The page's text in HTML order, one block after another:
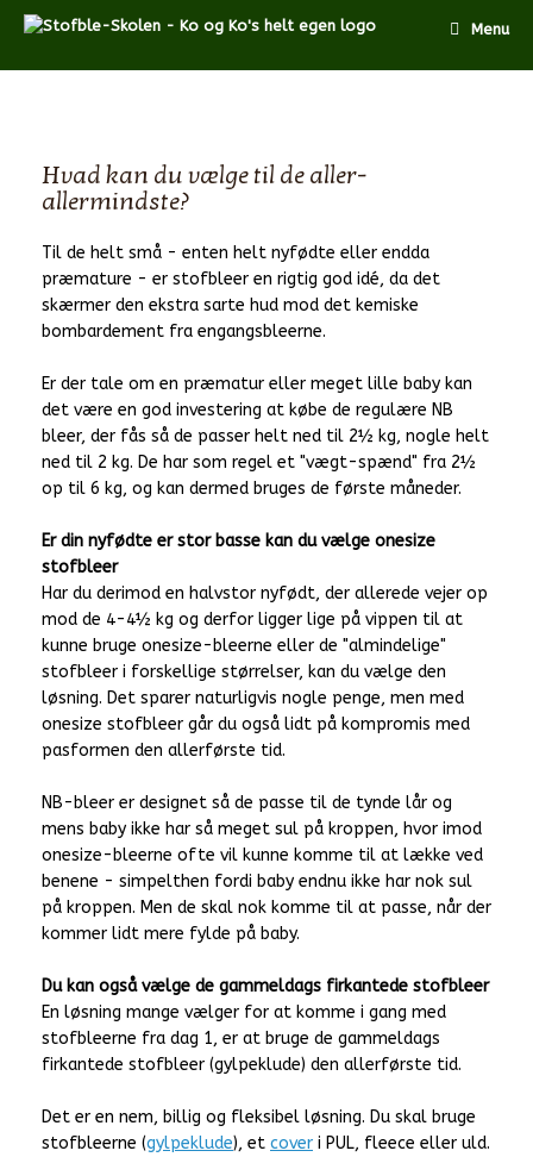
Menu
Hvad kan du vælge til de aller-
allermindste?
Til de helt små - enten helt nyfødte eller endda
præmature - er stofbleer en rigtig god idé, da det
skærmer den ekstra sarte hud mod det kemiske
bombardement fra engangsbleerne.
Er der tale om en præmatur eller meget lille baby kan
det være en god investering at købe de regulære NB
bleer, der fås så de passer helt ned til 2½ kg, nogle helt
ned til 2 kg. De har som regel et "vægt-spænd" fra 2½
op til 6 kg, og kan dermed bruges de første måneder.
Er din nyfødte er stor basse kan du vælge onesize
stofbleer
Har du derimod en halvstor nyfødt, der allerede vejer op
mod de 4-4½ kg og derfor ligger lige på vippen til at
kunne bruge onesize-bleerne eller de "almindelige"
stofbleer i forskellige størrelser, kan du vælge den
løsning. Det sparer naturligvis nogle penge, men med
onesize stofbleer går du også lidt på kompromis med
pasformen den allerførste tid.
NB-bleer er designet så de passe til de tynde lår og
mens baby ikke har så meget sul på kroppen, hvor imod
onesize-bleerne ofte vil kunne komme til at lække ved
benene - simpelthen fordi baby endnu ikke har nok sul
på kroppen. Men de skal nok komme til at passe, når der
kommer lidt mere fylde på baby.
Du kan også vælge de gammeldags firkantede stofbleer
En løsning mange vælger for at komme i gang med
stofbleerne fra dag 1, er at bruge de gammeldags
firkantede stofbleer (gylpeklude) den allerførste tid.
Det er en nem, billig og fleksibel løsning. Du skal bruge
stofbleerne (gylpeklude), et cover i PUL, fleece eller uld.